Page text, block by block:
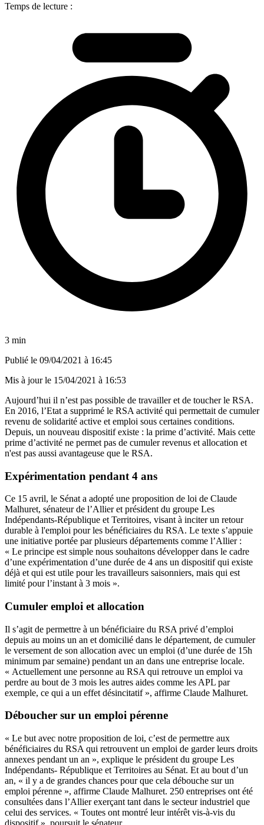
Temps de lecture :
3 min
Publié le 09/04/2021 à 16:45
Mis à jour le 15/04/2021 à 16:53
Aujourd’hui il n’est pas possible de travailler et de toucher le RSA.
En 2016, l’Etat a supprimé le RSA activité qui permettait de cumuler
revenu de solidarité active et emploi sous certaines conditions.
Depuis, un nouveau dispositif existe : la prime d’activité. Mais cette
prime d’activité ne permet pas de cumuler revenus et allocation et
n'est pas aussi avantageuse que le RSA.
Expérimentation pendant 4 ans
Ce 15 avril, le Sénat a adopté une proposition de loi de Claude
Malhuret, sénateur de l’Allier et président du groupe Les
Indépendants-République et Territoires, visant à inciter un retour
durable à l'emploi pour les bénéficiaires du RSA. Le texte s’appuie
une initiative portée par plusieurs départements comme l’Allier :
« Le principe est simple nous souhaitons développer dans le cadre
d’une expérimentation d’une durée de 4 ans un dispositif qui existe
déjà et qui est utile pour les travailleurs saisonniers, mais qui est
limité pour l’instant à 3 mois ».
Cumuler emploi et allocation
Il s’agit de permettre à un bénéficiaire du RSA privé d’emploi
depuis au moins un an et domicilié dans le département, de cumuler
le versement de son allocation avec un emploi (d’une durée de 15h
minimum par semaine) pendant un an dans une entreprise locale.
« Actuellement une personne au RSA qui retrouve un emploi va
perdre au bout de 3 mois les autres aides comme les APL par
exemple, ce qui a un effet désincitatif », affirme Claude Malhuret.
Déboucher sur un emploi pérenne
« Le but avec notre proposition de loi, c’est de permettre aux
bénéficiaires du RSA qui retrouvent un emploi de garder leurs droits
annexes pendant un an », explique le président du groupe Les
Indépendants- République et Territoires au Sénat. Et au bout d’un
an, « il y a de grandes chances pour que cela débouche sur un
emploi pérenne », affirme Claude Malhuret. 250 entreprises ont été
consultées dans l’Allier exerçant tant dans le secteur industriel que
celui des services. « Toutes ont montré leur intérêt vis-à-vis du